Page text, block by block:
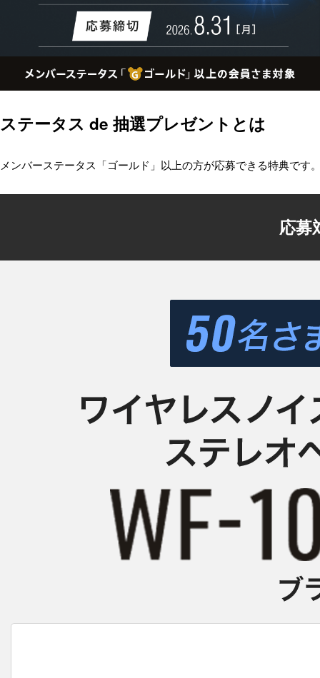
ステータス de 抽選プレゼントとは
メンバーステータス「ゴールド」以上の方が応募できる特典です
応募